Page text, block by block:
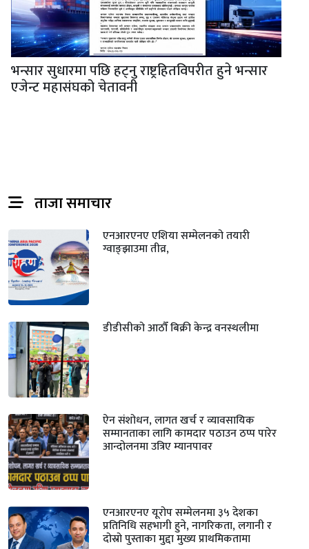
भन्सार सुधारमा पछि हट्नु राष्ट्रहितविपरीत हुने भन्सार
एजेन्ट महासंघको चेतावनी
ताजा समाचार
एनआरएनए एशिया सम्मेलनको तयारी
ग्वाङ्झाउमा तीव्र,
डीडीसीको आठौँ बिक्री केन्द्र वनस्थलीमा
ऐन संशोधन, लागत खर्च र व्यावसायिक
सम्मानताका लागि कामदार पठाउन ठप्प पारेर
आन्दोलनमा उत्रिए म्यानपावर
एनआरएनए यूरोप सम्मेलनमा ३५ देशका
प्रतिनिधि सहभागी हुने, नागरिकता, लगानी र
दोस्रो पुस्ताका मुद्दा मुख्य प्राथमिकतामा